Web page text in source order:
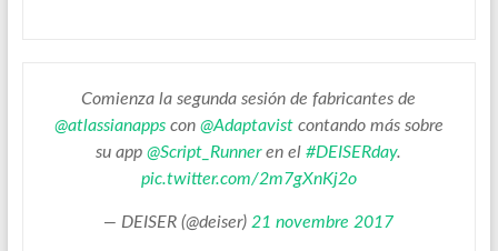
Comienza la segunda sesión de fabricantes de
@atlassianappscon @Adaptavistcontando más sobre
su app@Script_Runneren el#DEISERday.
pic.twitter.com/2m7gXnKj2o
— DEISER (@deiser) 21 novembre 2017